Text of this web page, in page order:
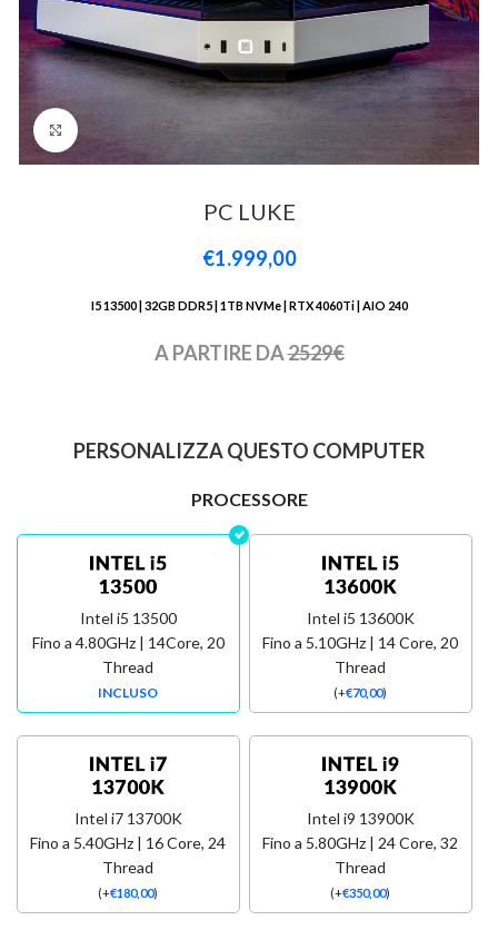
Click to enlarge
PC LUKE
€1.999,00
I5 13500 | 32GB DDR5 | 1TB NVMe | RTX 4060Ti | AIO 240
A PARTIRE DA2529€
PERSONALIZZA QUESTO COMPUTER
PROCESSORE
Intel i5 13500
Fino a 4.80GHz | 14Core, 20
Thread
INCLUSO
Intel i5 13600K
Fino a 5.10GHz | 14 Core, 20
Thread
(+€70,00)
Intel i7 13700K
Fino a 5.40GHz | 16 Core, 24
Thread
(+€180,00)
Intel i9 13900K
Fino a 5.80GHz | 24 Core, 32
Thread
(+€350,00)